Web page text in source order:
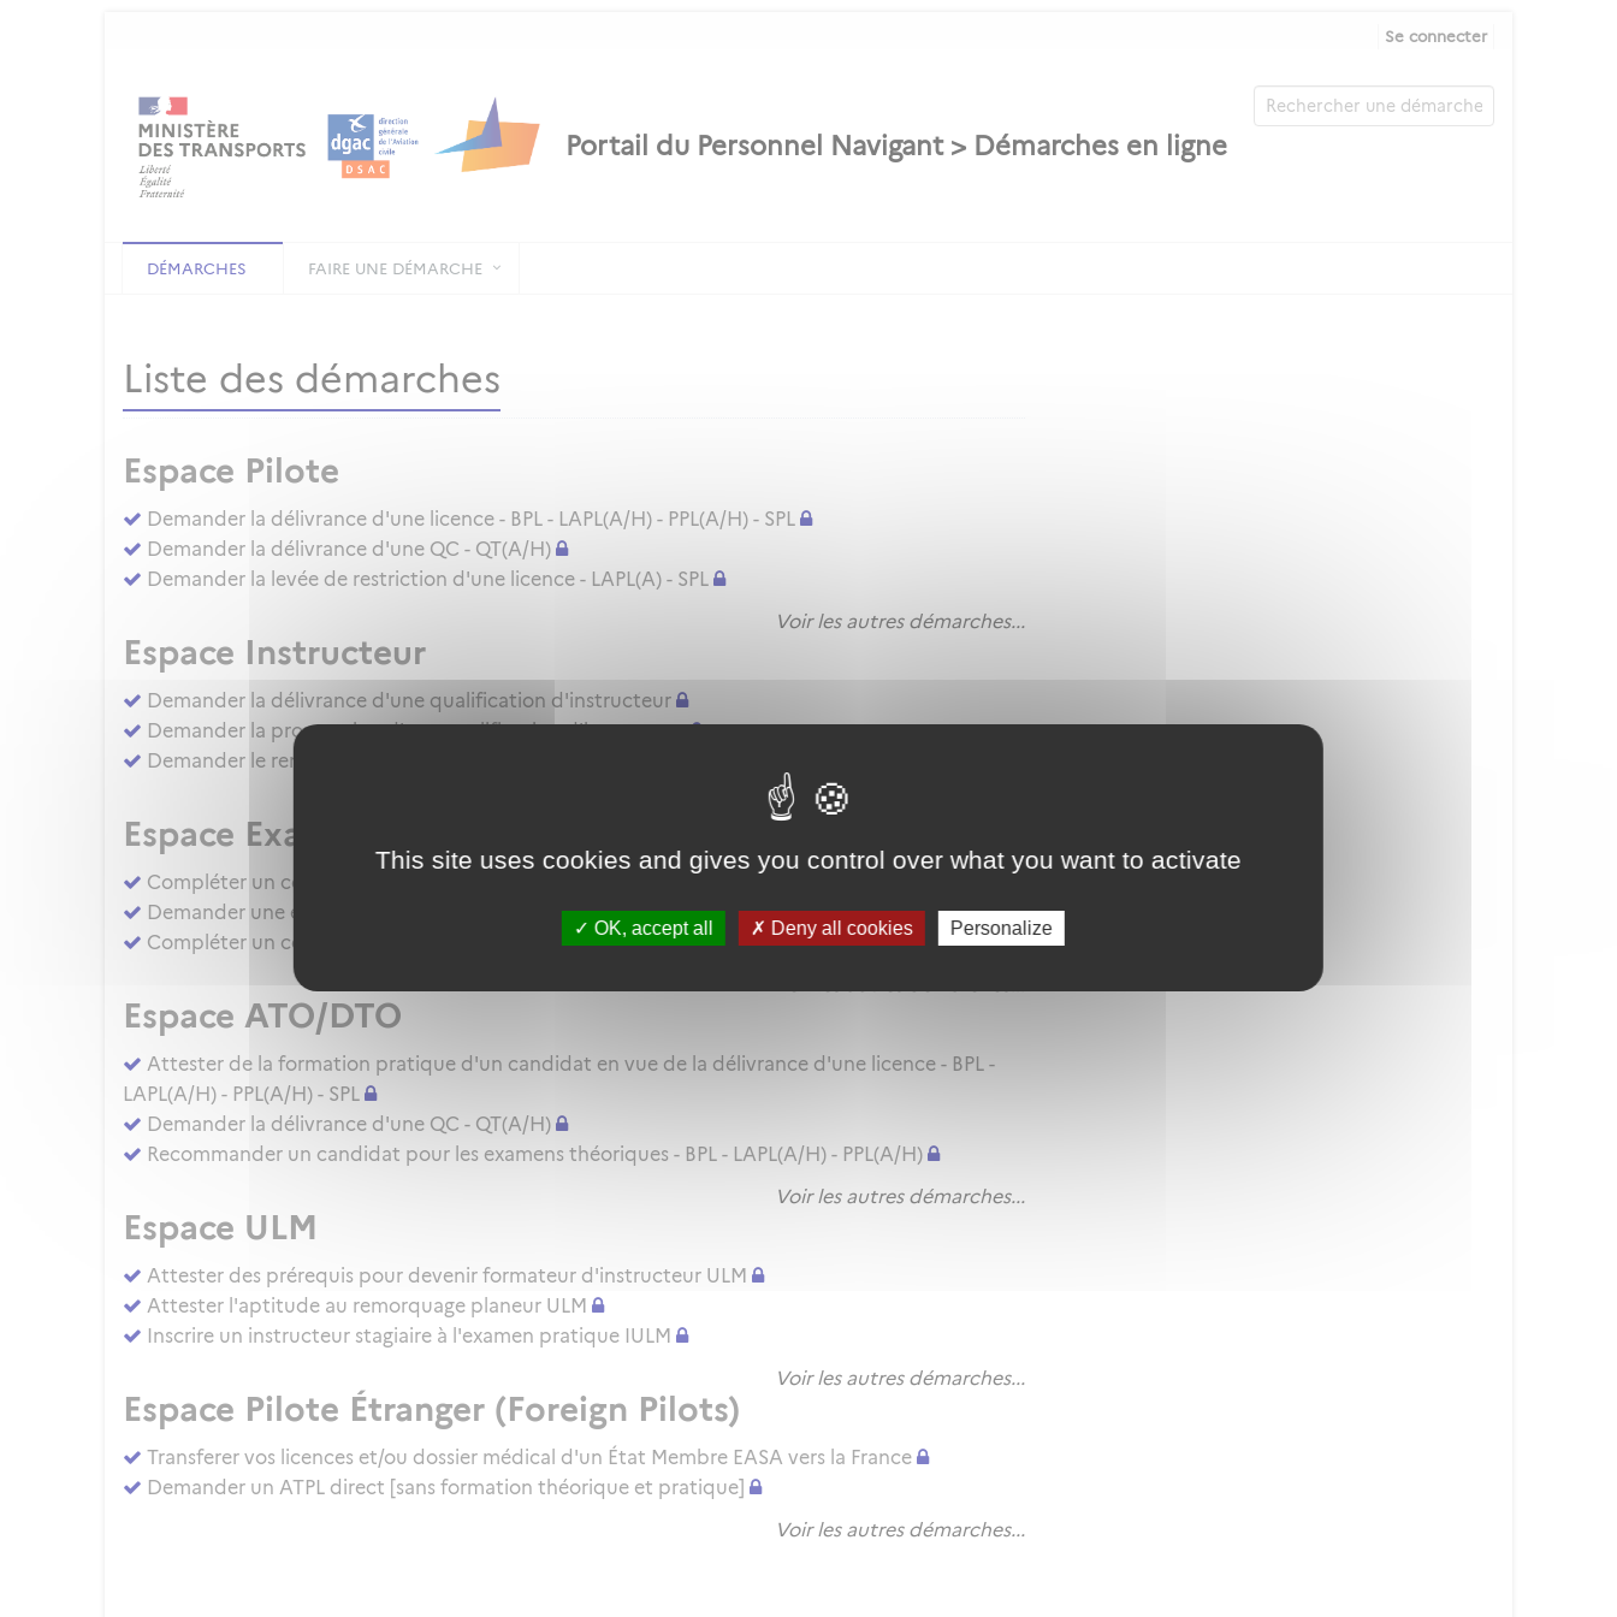
This site uses cookies and gives you control over what you want to activate
OK, accept all Deny all cookies Personalize
Se connecter
DÉMARCHES FAIRE UNE DÉMARCHE
Liste des démarches
Espace Pilote
Demander la délivrance d'une licence - BPL - LAPL(A/H) - PPL(A/H) - SPL
Demander la délivrance d'une QC - QT(A/H)
Demander la levée de restriction d'une licence - LAPL(A) - SPL
Voir les autres démarches...
Espace Instructeur
Demander la délivrance d'une qualification d'instructeur
Demander la prorogation d'une qualification d'instructeur
Demander le renouvellement d'une qualification d'instructeur
Voir les autres démarches...
Espace Examinateur
Compléter un compte rendu d'épreuve d'aptitude pratique - BPL - LAPL(A/H) - PPL(A/H) - SPL
Demander une évaluation de compétence TRE(A) MP ou SFE(A) MP
Compléter un compte rendu d'épreuve d'aptitude pratique - CPL(A/H) - IR - BIR
Espace ATO/DTO
Attester de la formation pratique d'un candidat en vue de la délivrance d'une licence - BPL -
LAPL(A/H) - PPL(A/H) - SPL
Demander la délivrance d'une QC - QT(A/H)
Recommander un candidat pour les examens théoriques - BPL - LAPL(A/H) - PPL(A/H)
Voir les autres démarches...
Espace ULM
Attester des prérequis pour devenir formateur d'instructeur ULM
Attester l'aptitude au remorquage planeur ULM
Inscrire un instructeur stagiaire à l'examen pratique IULM
Voir les autres démarches...
Espace Pilote Étranger (Foreign Pilots)
Transferer vos licences et/ou dossier médical d'un État Membre EASA vers la France
Demander un ATPL direct [sans formation théorique et pratique]
Voir les autres démarches...